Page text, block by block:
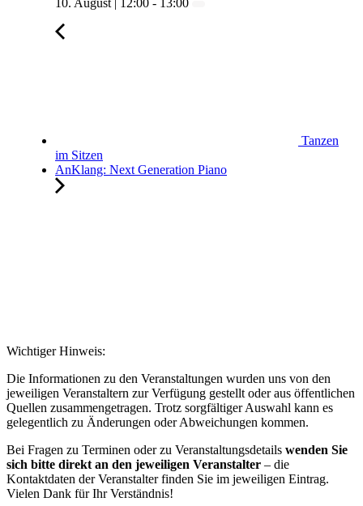
10. August | 12:00 - 13:00
Tanzen
im Sitzen
AnKlang: Next Generation Piano
Wichtiger Hinweis:
Die Informationen zu den Veranstaltungen wurden uns von den
jeweiligen Veranstaltern zur Verfügung gestellt oder aus öffentlichen
Quellen zusammengetragen. Trotz sorgfältiger Auswahl kann es
gelegentlich zu Änderungen oder Abweichungen kommen.
Bei Fragen zu Terminen oder zu Veranstaltungsdetails wenden Sie
sich bitte direkt an den jeweiligen Veranstalter – die
Kontaktdaten der Veranstalter finden Sie im jeweiligen Eintrag.
Vielen Dank für Ihr Verständnis!